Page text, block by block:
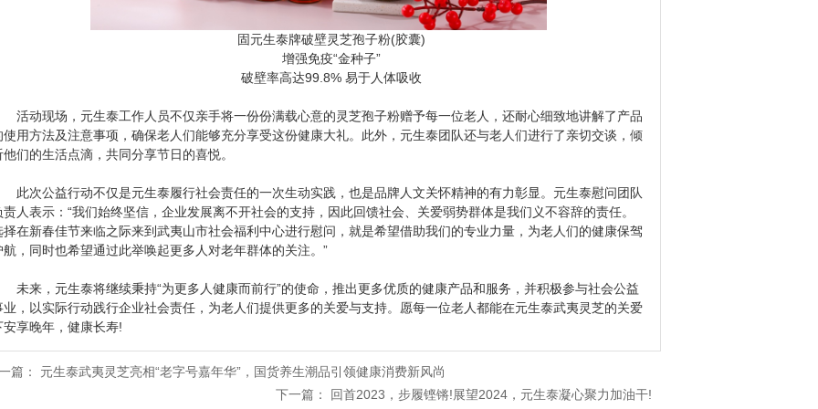
固元生泰牌破壁灵芝孢子粉(胶囊)
增强免疫“金种子”
破壁率高达99.8% 易于人体吸收
动现场，元生泰工作人员不仅亲手将一份份满载心意的灵芝孢子粉赠予每一位老人，还耐心细致地讲解了产品
使用方法及注意事项，确保老人们能够充分享受这份健康大礼。此外，元生泰团队还与老人们进行了亲切交谈，倾
他们的生活点滴，共同分享节日的喜悦。
次公益行动不仅是元生泰履行社会责任的一次生动实践，也是品牌人文关怀精神的有力彰显。元生泰慰问团队
责人表示：“我们始终坚信，企业发展离不开社会的支持，因此回馈社会、关爱弱势群体是我们义不容辞的责任。
择在新春佳节来临之际来到武夷山市社会福利中心进行慰问，就是希望借助我们的专业力量，为老人们的健康保驾
航，同时也希望通过此举唤起更多人对老年群体的关注。”
来，元生泰将继续秉持“为更多人健康而前行”的使命，推出更多优质的健康产品和服务，并积极参与社会公益
业，以实际行动践行企业社会责任，为老人们提供更多的关爱与支持。愿每一位老人都能在元生泰武夷灵芝的关爱
安享晚年，健康长寿!
篇： 元生泰武夷灵芝亮相“老字号嘉年华”，国货养生潮品引领健康消费新风尚
下一篇：
回首2023，步履铿锵!展望2024，元生泰凝心聚力加油干!